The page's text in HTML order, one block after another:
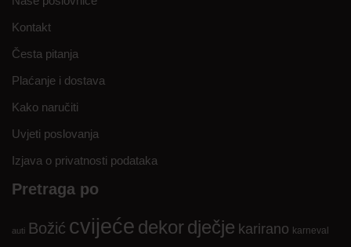
Kontakt
Česta pitanja
Plaćanje i dostava
Kako naručiti
Uvjeti poslovanja
Izjava o privatnosti podataka
Pretraga po
auti Božić cvijeće dekordječje karirano karneval